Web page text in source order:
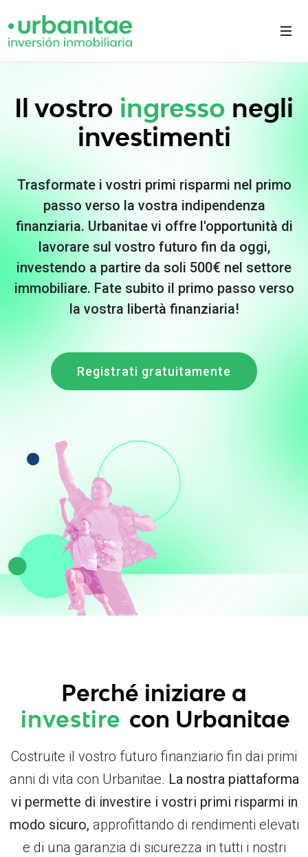
Il vostro ingresso negli
investimenti
Trasformate i vostri primi risparmi nel primo
passo verso la vostra indipendenza
finanziaria. Urbanitae vi offre l'opportunità di
lavorare sul vostro futuro fin da oggi,
investendo a partire da soli 500€ nel settore
immobiliare. Fate subito il primo passo verso
la vostra libertà finanziaria!
Registrati gratuitamente
Perché iniziare a
investire con Urbanitae
Costruite il vostro futuro finanziario fin dai primi
anni di vita con Urbanitae. La nostra piattaforma
vi permette di investire i vostri primi risparmi in
modo sicuro, approfittando di rendimenti elevati
e di una garanzia di sicurezza in tutti i nostri